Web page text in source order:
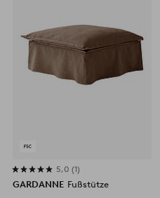
5,0 1
GARDANNE Fußstütze